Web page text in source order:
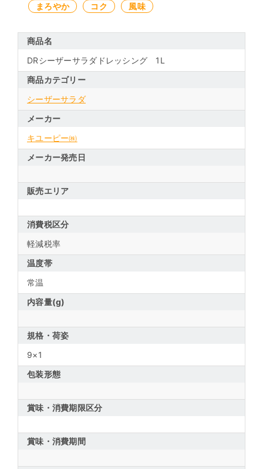
まろやか コク 風味
商品名
DRシーザーサラダドレッシング 1L
商品カテゴリー
シーザーサラダ
メーカー
キユーピー㈱
メーカー発売日
販売エリア
消費税区分
軽減税率
温度帯
常温
内容量(g)
規格・荷姿
9×1
包装形態
賞味・消費期限区分
賞味・消費期間